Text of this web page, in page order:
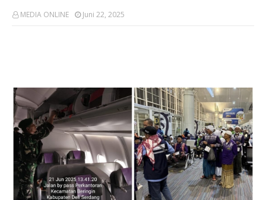
MEDIA ONLINE Juni 22, 2025